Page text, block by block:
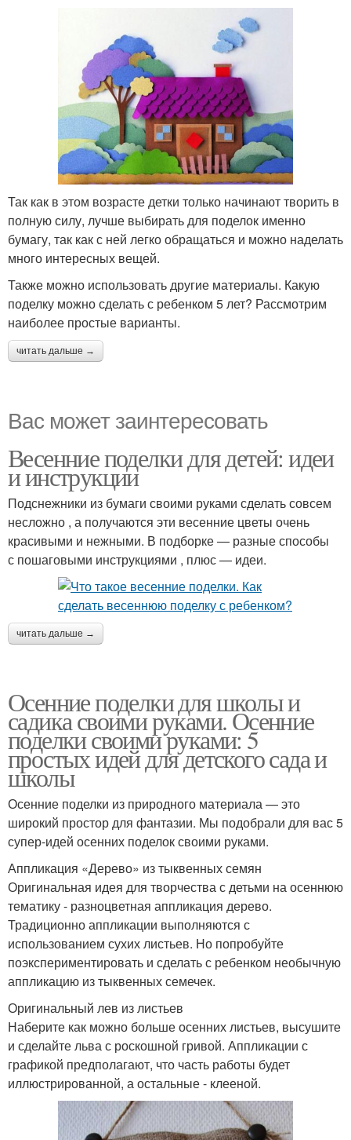
Так как в этом возрасте детки только начинают творить в
полную силу, лучше выбирать для поделок именно
бумагу, так как с ней легко обращаться и можно наделать
много интересных вещей.
Также можно использовать другие материалы. Какую
поделку можно сделать с ребенком 5 лет? Рассмотрим
наиболее простые варианты.
читать дальше →
Вас может заинтересовать
Весенние поделки для детей: идеи
и инструкции
Подснежники из бумаги своими руками сделать совсем
несложно , а получаются эти весенние цветы очень
красивыми и нежными. В подборке — разные способы
с пошаговыми инструкциями , плюс — идеи.
читать дальше →
Осенние поделки для школы и
садика своими руками. Осенние
поделки своими руками: 5
простых идей для детского сада и
школы
Осенние поделки из природного материала — это
широкий простор для фантазии. Мы подобрали для вас 5
супер-идей осенних поделок своими руками.
Аппликация «Дерево» из тыквенных семян
Оригинальная идея для творчества с детьми на осеннюю
тематику - разноцветная аппликация дерево.
Традиционно аппликации выполняются с
использованием сухих листьев. Но попробуйте
поэкспериментировать и сделать с ребенком необычную
аппликацию из тыквенных семечек.
Оригинальный лев из листьев
Наберите как можно больше осенних листьев, высушите
и сделайте льва с роскошной гривой. Аппликации с
графикой предполагают, что часть работы будет
иллюстрированной, а остальные - клееной.